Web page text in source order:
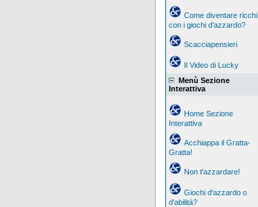
Come diventare ricchi
con i giochi d'azzardo?
Scacciapensieri
Il Video di Lucky
Menù Sezione
Interattiva
Home Sezione
Interattiva
Acchiappa il Gratta-
Gratta!
Non t'azzardare!
Giochi d'azzardo o
d'abilità?